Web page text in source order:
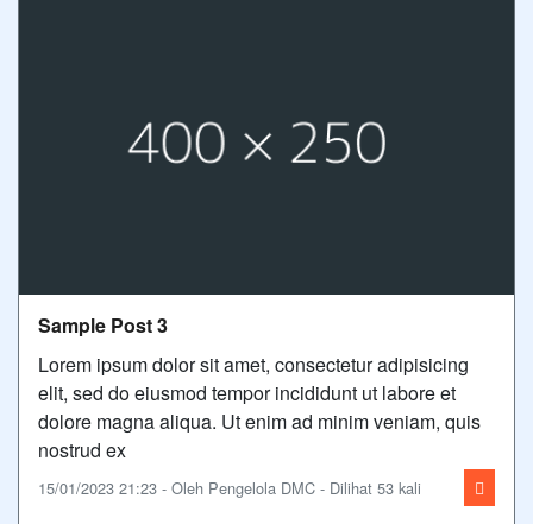
Sample Post 3
Lorem ipsum dolor sit amet, consectetur adipisicing
elit, sed do eiusmod tempor incididunt ut labore et
dolore magna aliqua. Ut enim ad minim veniam, quis
nostrud ex
15/01/2023 21:23 - Oleh Pengelola DMC - Dilihat 53 kali